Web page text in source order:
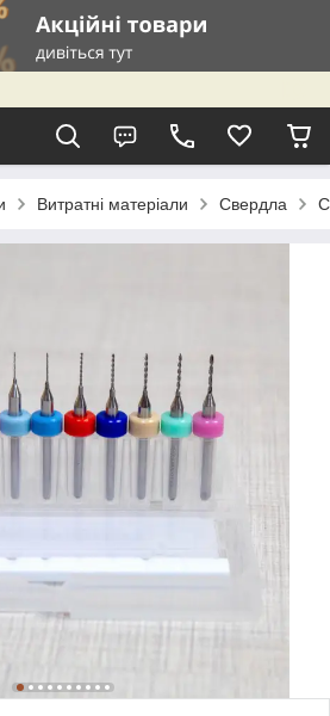
Витратні матеріали Свердла